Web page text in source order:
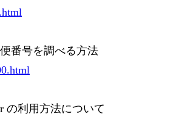
番号を調べる方法
の利用方法について